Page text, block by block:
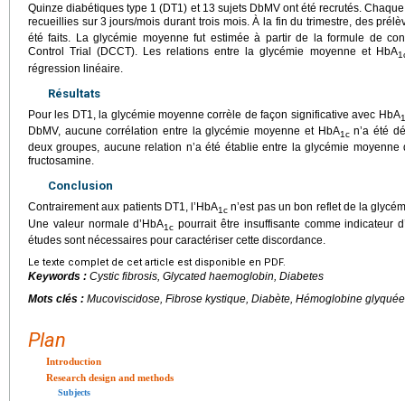
Quinze diabétiques type 1 (DT1) et 13 sujets DbMV ont été recrutés.
recueillies sur 3 jours/mois durant trois mois. À la fin du trimestre, des
été faits. La glycémie moyenne fut estimée à partir de la formule de
Control Trial (DCCT). Les relations entre la glycémie moyenne et HbA
régression linéaire.
Résultats
Pour les DT1, la glycémie moyenne corrèle de façon significative avec HbA
DbMV, aucune corrélation entre la glycémie moyenne et HbA1cn’a été
deux groupes, aucune relation n’a été établie entre la glycémie
fructosamine.
Conclusion
Contrairement aux patients DT1, l’HbA1c n’est pas un bon reflet de la
Une valeur normale d’HbA1c pourrait être insuffisante comme indicateur
études sont nécessaires pour caractériser cette discordance.
Le texte complet de cet article est disponible en PDF.
Keywords : Cystic fibrosis, Glycated haemoglobin, Diabetes
Mots clés : Mucoviscidose, Fibrose kystique, Diabète, Hémoglobine glyquée
Plan
Introduction
Research design and methods
Subjects